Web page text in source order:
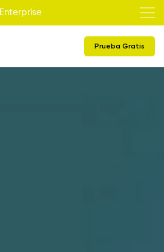
Enterprise
Prueba Gratis